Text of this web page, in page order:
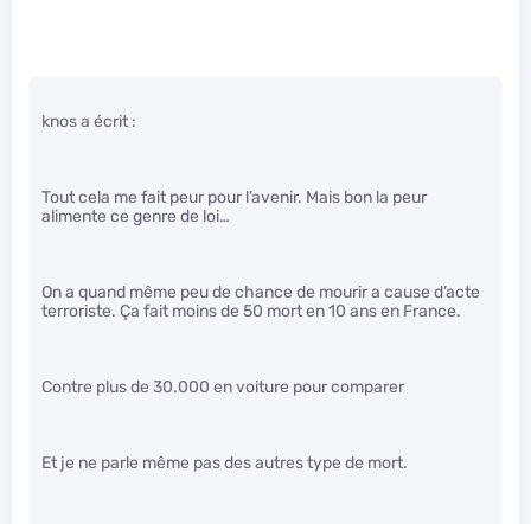
knos a écrit :
Tout cela me fait peur pour l’avenir. Mais bon la peur
alimente ce genre de loi…
On a quand même peu de chance de mourir a cause d’acte
terroriste. Ça fait moins de 50 mort en 10 ans en France.
Contre plus de 30.000 en voiture pour comparer
Et je ne parle même pas des autres type de mort.